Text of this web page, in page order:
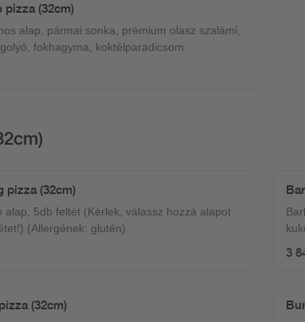
pizza (32cm)
alap, pármai sonka, prémium olasz szalámi,
fokhagyma, koktélparadicsom
pizza (32cm)
alap, 5db feltét (Kérlek, válassz hozzá alapot
(Allergének: glutén)
3
(32cm)